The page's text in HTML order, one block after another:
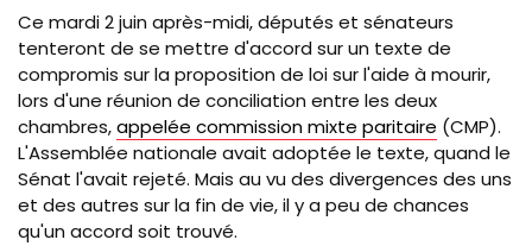
Ce mardi 2 juin après-midi, députés et sénateurs
tenteront de se mettre d'accord sur un texte de
compromis sur la proposition de loi sur l'aide à mourir,
lors d'une réunion de conciliation entre les deux
chambres,appelée commission mixte paritaire (CMP).
L'Assemblée nationale avait adoptée le texte, quand le
Sénat l'avait rejeté. Mais au vu des divergences des uns
et des autres sur la fin de vie, il y a peu de chances
qu'un accord soit trouvé.